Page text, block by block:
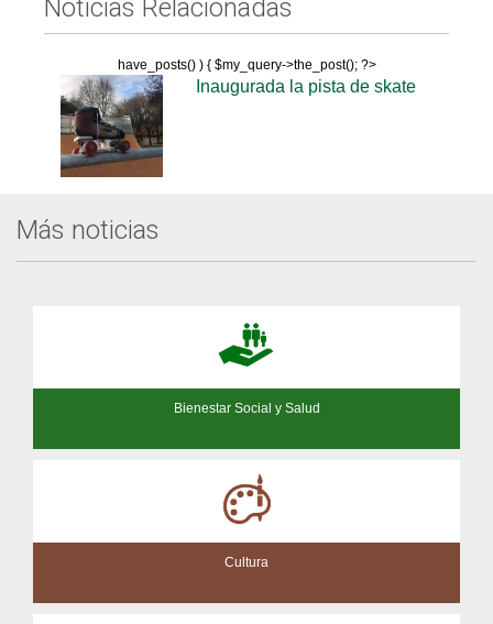
Noticias Relacionadas
have_posts() ) { $my_query->the_post(); ?>
Inaugurada la pista de skate
Más noticias
Bienestar Social y Salud
Cultura